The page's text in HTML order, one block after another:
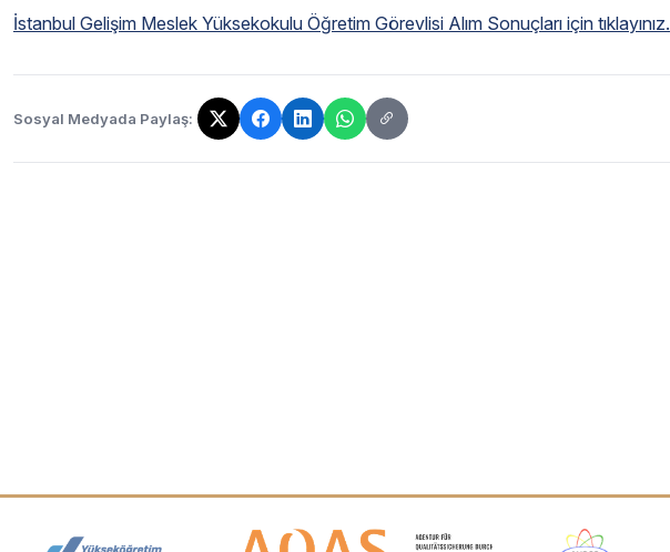
İstanbul Gelişim Meslek Yüksekokulu Öğretim Görevlisi Alım Sonuçları için tıklayınız.
Sosyal Medyada Paylaş:
Bağlantı kopyalandı!